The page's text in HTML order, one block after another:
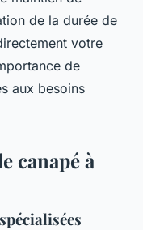
de la durée de
votre
de
aux besoins
canapé à